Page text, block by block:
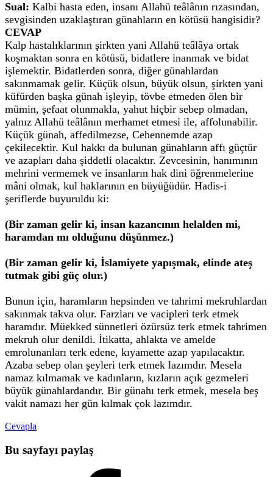
Sual: Kalbi hasta eden, insanı Allahü teâlânın rızasından,
sevgisinden uzaklaştıran günahların en kötüsü hangisidir?
CEVAP
Kalp hastalıklarının şirkten yani Allahü teâlâya ortak
koşmaktan sonra en kötüsü, bidatlere inanmak ve bidat
işlemektir. Bidatlerden sonra, diğer günahlardan
sakınmamak gelir. Küçük olsun, büyük olsun, şirkten yani
küfürden başka günah işleyip, tövbe etmeden ölen bir
mümin, şefaat olunmakla, yahut hiçbir sebep olmadan,
yalnız Allahü teâlânın merhamet etmesi ile, affolunabilir.
Küçük günah, affedilmezse, Cehennemde azap
çekilecektir. Kul hakkı da bulunan günahların affı güçtür
ve azapları daha şiddetli olacaktır. Zevcesinin, hanımının
mehrini vermemek ve insanların hak dini öğrenmelerine
mâni olmak, kul haklarının en büyüğüdür. Hadis-i
şeriflerde buyuruldu ki:
(Bir zaman gelir ki, insan kazancının helalden mi,
haramdan mı olduğunu düşünmez.)
(Bir zaman gelir ki, İslamiyete yapışmak, elinde ateş
tutmak gibi güç olur.)
Bunun için, haramların hepsinden ve tahrimi mekruhlardan
sakınmak takva olur. Farzları ve vacipleri terk etmek
haramdır. Müekked sünnetleri özürsüz terk etmek tahrimen
mekruh olur denildi. İtikatta, ahlakta ve amelde
emrolunanları terk edene, kıyamette azap yapılacaktır.
Azaba sebep olan şeyleri terk etmek lazımdır. Mesela
namaz kılmamak ve kadınların, kızların açık gezmeleri
büyük günahlardandır. Bir günahı terk etmek, mesela beş
vakit namazı her gün kılmak çok lazımdır.
Cevapla
Bu sayfayı paylaş